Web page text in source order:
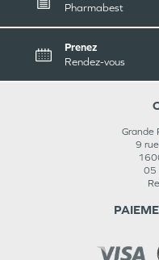
Pharmabest
Prenez
Rendez-vous
Grande
9
05